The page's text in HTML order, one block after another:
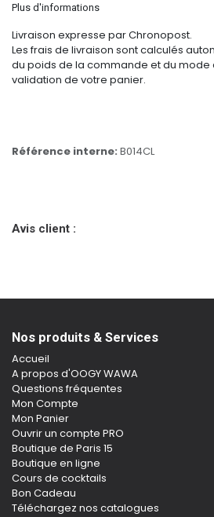
Plus d'informations
Livraison expresse par Chronopost.
Les frais de livraison sont calculés
du poids de la commande et du mode
validation de votre panier.
Référence interne: B014CL
Avis client :
Nos produits & Services
Accueil
A propos d'OOGY WAWA
Questions fréquentes
Mon Compte
Mon Panier
Ouvrir un compte PRO
Boutique de Paris 15
Boutique en ligne
Cours de cocktails
Bon Cadeau
Téléchargez nos catalogues